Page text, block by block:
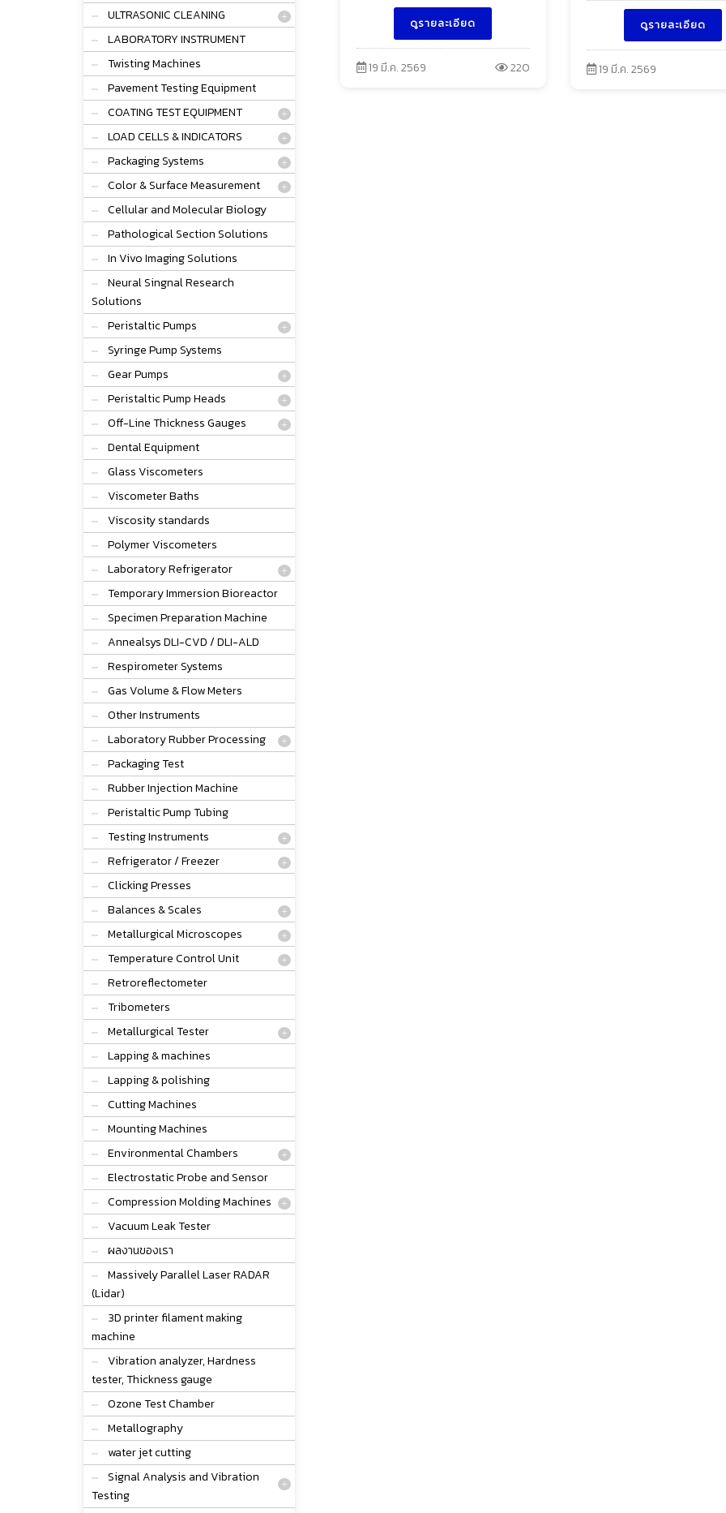
ULTRASONIC CLEANING
LABORATORY INSTRUMENT
Twisting Machines
Pavement Testing Equipment
COATING TEST EQUIPMENT
LOAD CELLS & INDICATORS
Packaging Systems
Color & Surface Measurement
Cellular and Molecular Biology
Pathological Section Solutions
In Vivo Imaging Solutions
Neural Singnal Research
Solutions
Peristaltic Pumps
Syringe Pump Systems
Gear Pumps
Peristaltic Pump Heads
Off-Line Thickness Gauges
Dental Equipment
Glass Viscometers
Viscometer Baths
Viscosity standards
Polymer Viscometers
Laboratory Refrigerator
Temporary Immersion Bioreactor
Specimen Preparation Machine
Annealsys DLI-CVD / DLI-ALD
Respirometer Systems
Gas Volume & Flow Meters
Other Instruments
Laboratory Rubber Processing
Packaging Test
Rubber Injection Machine
Peristaltic Pump Tubing
Testing Instruments
Refrigerator / Freezer
Clicking Presses
Balances & Scales
Metallurgical Microscopes
Temperature Control Unit
Retroreflectometer
Tribometers
Metallurgical Tester
Lapping & machines
Lapping & polishing
Cutting Machines
Mounting Machines
Environmental Chambers
Electrostatic Probe and Sensor
Compression Molding Machines
Vacuum Leak Tester
ผลงานของเรา
Massively Parallel Laser RADAR
(Lidar)
3D printer filament making
machine
Vibration analyzer, Hardness
tester, Thickness gauge
Ozone Test Chamber
Metallography
water jet cutting
Signal Analysis and Vibration
Testing
ดูรายละเอียด
19 มี.ค. 2569 220
ดูรายละเอียด
19 มี.ค. 2569